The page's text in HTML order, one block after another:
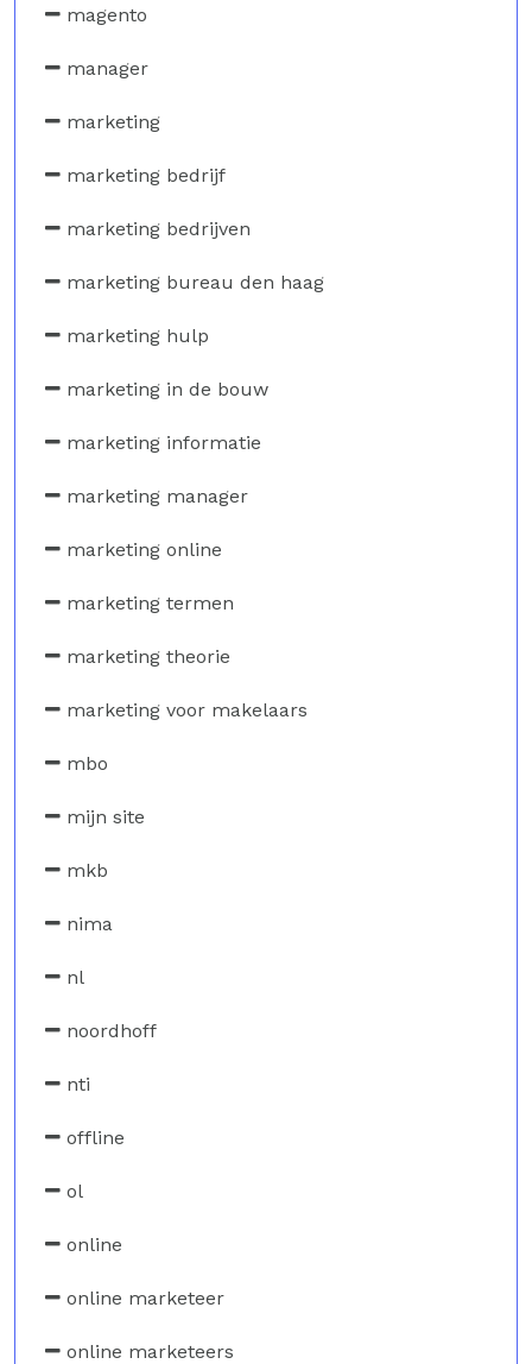
magento
manager
marketing
marketing bedrijf
marketing bedrijven
marketing bureau den haag
marketing hulp
marketing in de bouw
marketing informatie
marketing manager
marketing online
marketing termen
marketing theorie
marketing voor makelaars
mbo
mijn site
mkb
nima
nl
noordhoff
nti
offline
ol
online
online marketeer
online marketeers